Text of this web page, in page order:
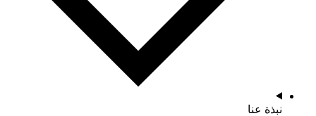
نبذة عنا